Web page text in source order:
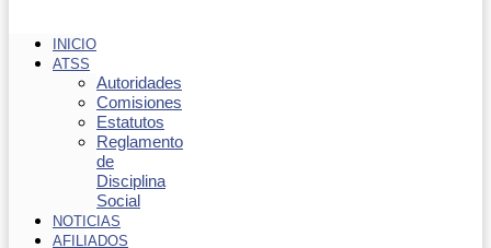
INICIO
ATSS
Autoridades
Comisiones
Estatutos
Reglamento
de
Disciplina
Social
NOTICIAS
AFILIADOS